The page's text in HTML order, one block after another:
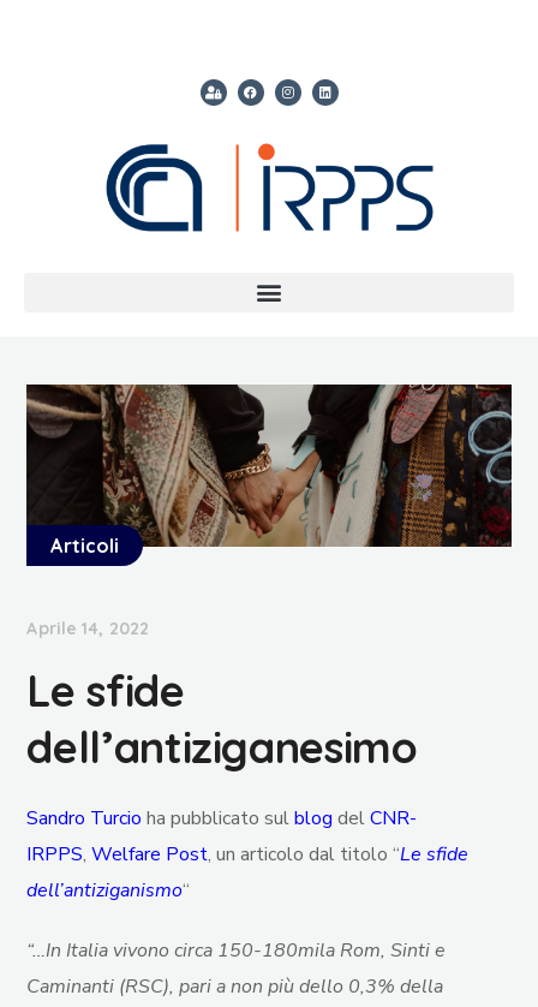
Articoli
Aprile 14, 2022
Le sfide
dell’antiziganesimo
Sandro Turcio ha pubblicato sulblog delCNR-
IRPPS,Welfare Post, un articolo dal titolo “Le sfide
dell’antiziganismo“
“…In Italia vivono circa 150-180mila Rom, Sinti e
Caminanti (RSC), pari a non più dello 0,3% della